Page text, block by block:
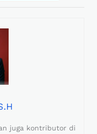
juga kontributor di